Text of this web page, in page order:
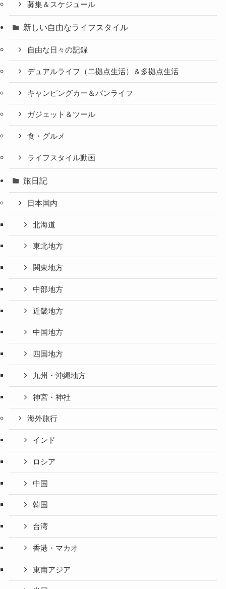
募集＆スケジュール
新しい自由なライフスタイル
自由な日々の記録
デュアルライフ（二拠点生活）＆多拠点生活
キャンピングカー＆バンライフ
ガジェット＆ツール
食・グルメ
ライフスタイル動画
旅日記
日本国内
北海道
東北地方
関東地方
中部地方
近畿地方
中国地方
四国地方
九州・沖縄地方
神宮・神社
海外旅行
インド
ロシア
中国
韓国
台湾
香港・マカオ
東南アジア